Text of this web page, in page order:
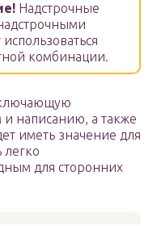
Надстрочные
комбинации.
написанию, а также
иметь значение для
легко
для сторонних